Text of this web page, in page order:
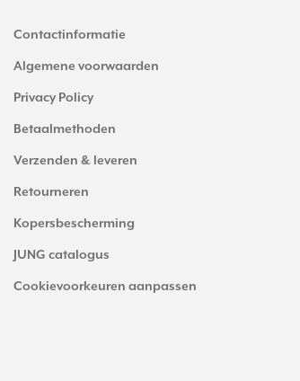
Contactinformatie
Algemene voorwaarden
Privacy Policy
Betaalmethoden
Verzenden & leveren
Retourneren
Kopersbescherming
JUNG catalogus
Cookievoorkeuren aanpassen